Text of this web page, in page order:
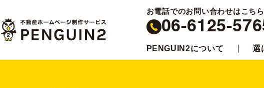
お電話でのお問い合わせはこちら
06-6125-
PENGUIN2について 選